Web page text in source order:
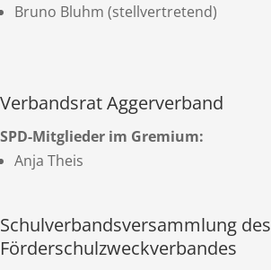
Bruno Bluhm (stellvertretend)
Verbandsrat Aggerverband
SPD-Mitglieder im Gremium:
Anja Theis
Schulverbandsversammlung des
Förderschulzweckverbandes